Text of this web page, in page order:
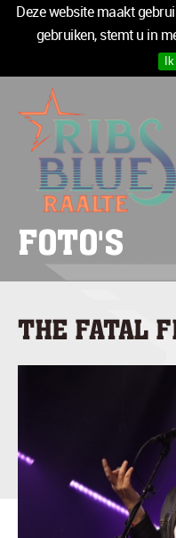
Deze website maakt
gebruiken, stemt u in
PROGRAMMA
LOGIES
INFO
MEDIA
TICKETS
SPONSOREN
TICKETS
FOTO'S
THE FATAL